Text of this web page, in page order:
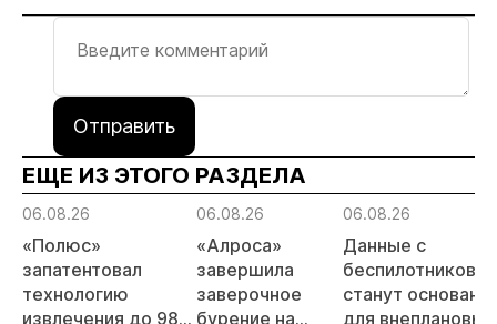
Отправить
ЕЩЕ ИЗ ЭТОГО РАЗДЕЛА
06.08.26
«Полюс»
запатентовал
технологию
извлечения до 98%
06.08.26
«Алроса»
завершила
заверочное
бурение на
06.08.26
Данные с
беспилотников
станут
для внеплановых